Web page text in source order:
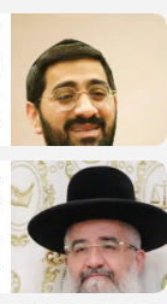
וידאו